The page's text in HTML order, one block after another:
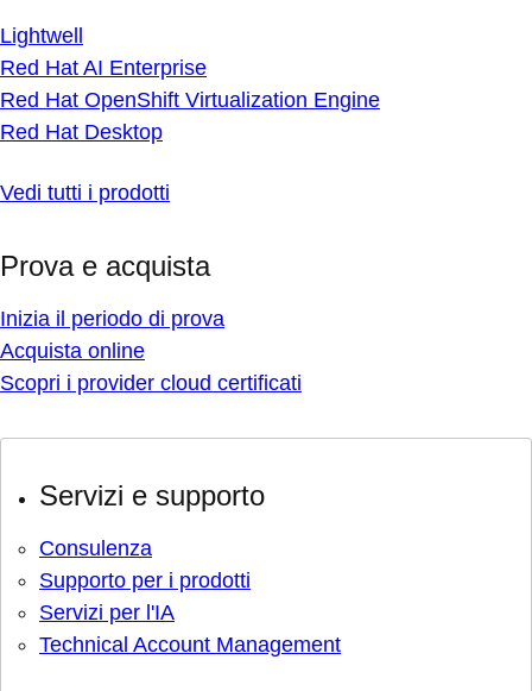
Lightwell
Red Hat AI Enterprise
Red Hat OpenShift Virtualization Engine
Red Hat Desktop
Vedi tutti i prodotti
Prova e acquista
Inizia il periodo di prova
Acquista online
Scopri i provider cloud certificati
Servizi e supporto
Consulenza
Supporto per i prodotti
Servizi per l'IA
Technical Account Management